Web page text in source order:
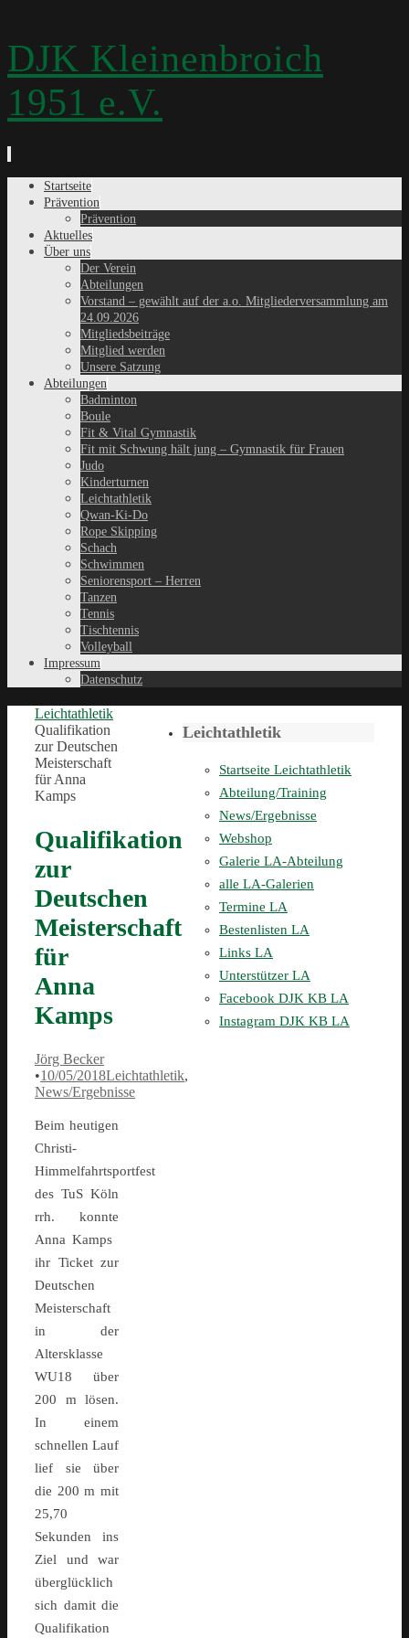
DJK Kleinenbroich
1951 e.V.
Zum
Inhalt
Startseite
Prävention
Prävention
Aktuelles
Über uns
Der Verein
Abteilungen
Vorstand – gewählt auf der a.o. Mitgliederversammlung am
24.09.2026
Mitgliedsbeiträge
Mitglied werden
Unsere Satzung
Abteilungen
Badminton
Boule
Fit & Vital Gymnastik
Fit mit Schwung hält jung – Gymnastik für Frauen
Judo
Kinderturnen
Leichtathletik
Qwan-Ki-Do
Rope Skipping
Schach
Schwimmen
Seniorensport – Herren
Tanzen
Tennis
Tischtennis
Volleyball
Impressum
Datenschutz
Leichtathletik
Qualifikation
zur Deutschen
Meisterschaft
für Anna
Kamps
Qualifikation
zur
Deutschen
Meisterschaft
für
Anna
Kamps
Jörg Becker
•10/05/2018Leichtathletik,
News/Ergebnisse
Beim heutigen
Christi-
Himmelfahrtsportfest
des TuS Köln
rrh. konnte
Anna Kamps
ihr Ticket zur
Deutschen
Meisterschaft
in der
Altersklasse
WU18 über
200 m lösen.
In einem
schnellen Lauf
lief sie über
die 200 m mit
25,70
Sekunden ins
Ziel und war
überglücklich
sich damit die
Qualifikation
Leichtathletik
Startseite Leichtathletik
Abteilung/Training
News/Ergebnisse
Webshop
Galerie LA-Abteilung
alle LA-Galerien
Termine LA
Bestenlisten LA
Links LA
Unterstützer LA
Facebook DJK KB LA
Instagram DJK KB LA